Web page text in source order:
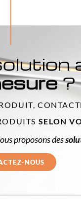
?
SELON
proposons des
NOUS